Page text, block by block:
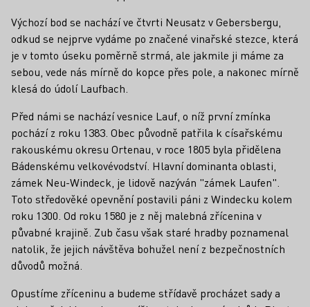
Výchozí bod se nachází ve čtvrti Neusatz v Gebersbergu,
odkud se nejprve vydáme po značené vinařské stezce, která
je v tomto úseku poměrně strmá, ale jakmile ji máme za
sebou, vede nás mírně do kopce přes pole, a nakonec mírně
klesá do údolí Laufbach.
Před námi se nachází vesnice Lauf, o níž první zmínka
pochází z roku 1383. Obec původně patřila k císařskému
rakouskému okresu Ortenau, v roce 1805 byla přidělena
Bádenskému velkovévodství. Hlavní dominanta oblasti,
zámek Neu-Windeck, je lidově nazýván "zámek Laufen".
Toto středověké opevnění postavili páni z Windecku kolem
roku 1300. Od roku 1580 je z něj malebná zřícenina v
půvabné krajině. Zub času však staré hradby poznamenal
natolik, že jejich návštěva bohužel není z bezpečnostních
důvodů možná.
Opustíme zříceninu a budeme střídavě procházet sady a